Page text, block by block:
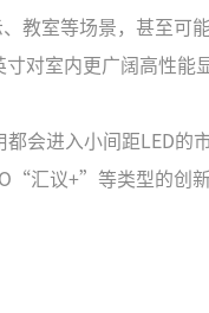
教室等场景，甚至可能
对室内更广阔高性能
会进入小间距LED的
汇议+”等类型的创